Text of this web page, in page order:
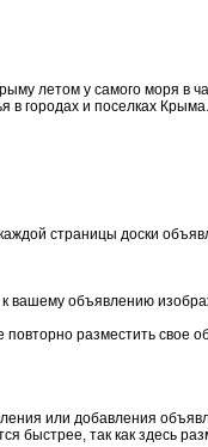
летом у самого моря в
в городах и поселках Крыма.
страницы доски
вашему объявлению
разместить свое
или добавления
быстрее, так как здесь